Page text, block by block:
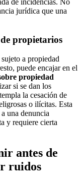
de incidencias. No
jurídica que una
propietarios
a propiedad
puede encajar en el
propiedad
si se dan los
la cesación de
o ilícitas. Esta
una denuncia
y requiere cierta
antes de
ruidos